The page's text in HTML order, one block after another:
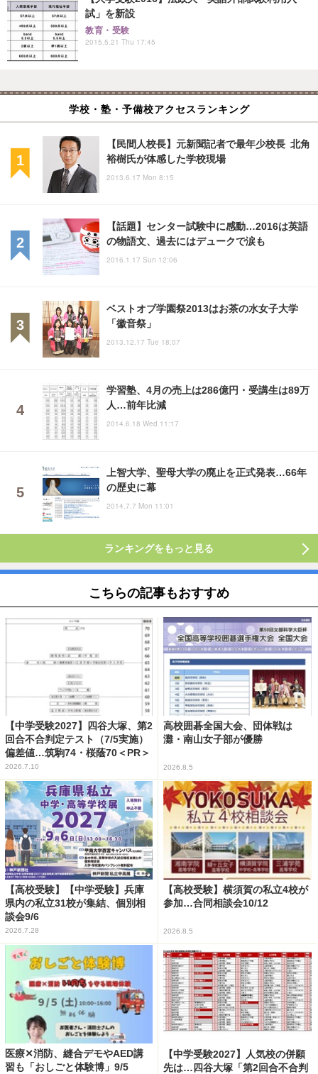
試」を新設
教育・受験
2015.5.21 Thu 17:45
学校・塾・予備校アクセスランキング
【民間人校長】元新聞記者で最年少校長 北角
裕樹氏が体感した学校現場
2013.6.17 Mon 8:15
【話題】センター試験中に感動…2016は英語
の物語文、過去にはデュークで涙も
2016.1.17 Sun 12:06
ベストオブ学園祭2013はお茶の水女子大学
「徽音祭」
2013.12.17 Tue 18:07
学習塾、4月の売上は286億円・受講生は89万
人…前年比減
2014.6.18 Wed 11:17
上智大学、聖母大学の廃止を正式発表…66年
の歴史に幕
2014.7.7 Mon 11:01
ランキングをもっと見る
こちらの記事もおすすめ
【中学受験2027】四谷大塚、第2
回合不合判定テスト（7/5実施）
偏差値…筑駒74・桜蔭70＜PR＞
2026.7.10
高校囲碁全国大会、団体戦は
灘・南山女子部が優勝
2026.8.5
【高校受験】【中学受験】兵庫
県内の私立31校が集結、個別相
談会9/6
2026.7.28
【高校受験】横須賀の私立4校が
参加…合同相談会10/12
2026.8.5
医療✕消防、縫合デモやAED講
習も「おしごと体験博」9/5
【中学受験2027】人気校の併願
先は…四谷大塚「第2回合不合判